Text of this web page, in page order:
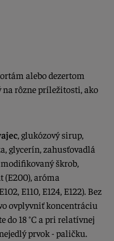
alebo dezertom
na rôzne príležitosti, ako
, glukózový sirup,
glycerín, zahusťovadlá
modifikovaný škrob,
(E200), aróma
E110, E124, E122). Bez
ovplyvniť koncentráciu
do 18 °C a pri relatívnej
prvok - paličku.